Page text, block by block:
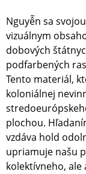
Nguyễn sa
vizuálnym
dobových
podfarbených
Tento materiál,
koloniálnej
plochou.
vzdáva hold
upriamuje našu
kolektívneho,